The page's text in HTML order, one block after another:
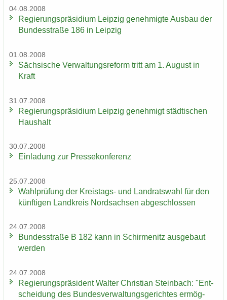
04.08.2008
Re­gie­rungs­prä­si­di­um Leip­zig ge­neh­mig­te Aus­bau der
Bun­des­stra­ße 186 in Leip­zig
01.08.2008
Säch­si­sche Ver­wal­tungs­re­form tritt am 1. Au­gust in
Kraft
31.07.2008
Re­gie­rungs­prä­si­di­um Leip­zig ge­neh­migt städ­ti­schen
Haus­halt
30.07.2008
Ein­la­dung zur Pres­se­kon­fe­renz
25.07.2008
Wahl­prü­fung der Kreistags-​ und Land­rats­wahl für den
künf­ti­gen Land­kreis Nord­sach­sen ab­ge­schlos­sen
24.07.2008
Bun­des­stra­ße B 182 kann in Schir­menitz aus­ge­baut
wer­den
24.07.2008
Re­gie­rungs­prä­si­dent Wal­ter Chris­ti­an Stein­bach: "Ent­
schei­dung des Bun­des­ver­wal­tungs­ge­rich­tes er­mög­